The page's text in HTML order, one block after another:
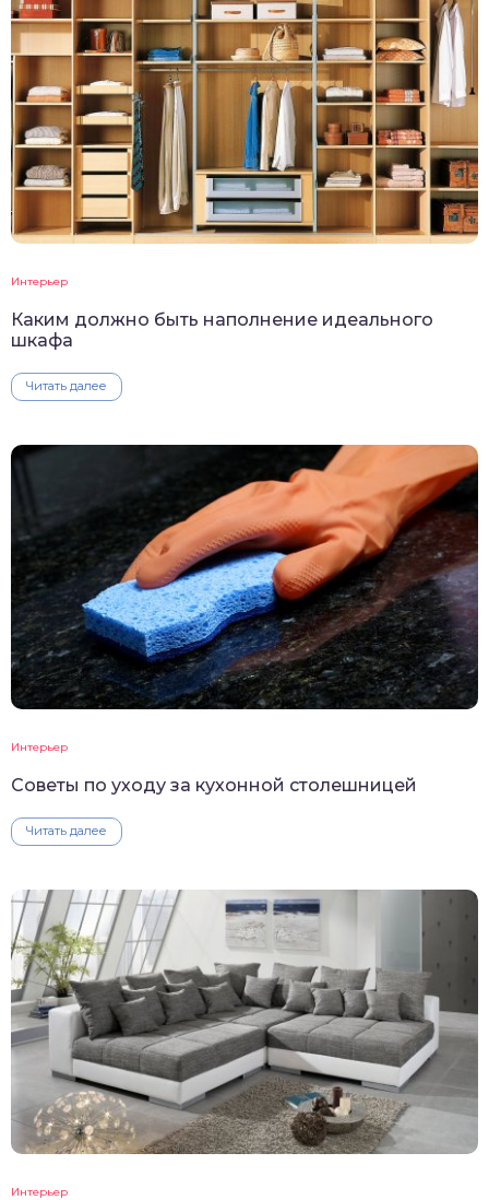
Интерьер
Каким должно быть наполнение идеального
шкафа
Читать далее
Интерьер
Советы по уходу за кухонной столешницей
Читать далее
Интерьер